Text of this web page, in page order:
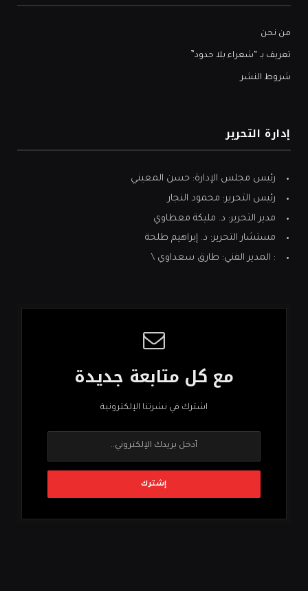
من نحن
تعريف بـ “شعراء بلا حدود”
شروط النشر
إدارة التحرير
رئيس مجلس الإدارة: حسن المعيني
رئيس التحرير: محمود النجار
مدير التحرير: د. مليكة معطاوي
مستشار التحرير: د. إبراهيم طلحة
: المدير الفني: طارق سعداوي \
مع كل متابعة جديدة
اشترك في نشرتنا الإلكترونية